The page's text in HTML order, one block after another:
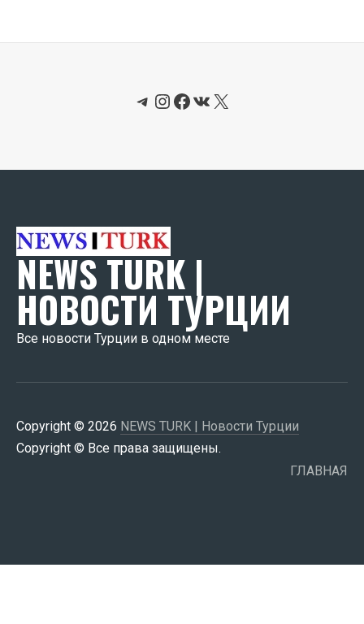
Telegram
Instagram
Facebook
ВКонтакте
X
NEWS TURK |
НОВОСТИ ТУРЦИИ
Все новости Турции в одном месте
Copyright © 2026 NEWS TURK | Новости Турции
Copyright © Все права защищены.
ГЛАВНАЯ